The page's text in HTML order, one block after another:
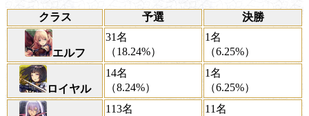
クラス 予選 決勝
エルフ
31名
（18.24%）
1名
（6.25%）
ロイヤル
14名
（8.24%）
1名
（6.25%）
113名
11名